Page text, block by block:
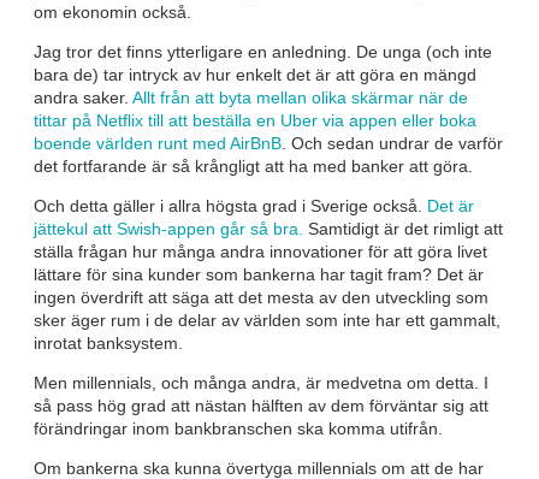
om ekonomin också.
Jag tror det finns ytterligare en anledning. De unga (och inte
bara de) tar intryck av hur enkelt det är att göra en mängd
andra saker. Allt från att byta mellan olika skärmar när de
tittar på Netflix till att beställa en Uber via appen eller boka
boende världen runt med AirBnB . Och sedan undrar de varför
det fortfarande är så krångligt att ha med banker att göra.
Och detta gäller i allra högsta grad i Sverige också. Det är
jättekul att Swish-appen går så bra. Samtidigt är det rimligt att
ställa frågan hur många andra innovationer för att göra livet
lättare för sina kunder som bankerna har tagit fram? Det är
ingen överdrift att säga att det mesta av den utveckling som
sker äger rum i de delar av världen som inte har ett gammalt,
inrotat banksystem.
Men millennials, och många andra, är medvetna om detta. I
så pass hög grad att nästan hälften av dem förväntar sig att
förändringar inom bankbranschen ska komma utifrån.
Om bankerna ska kunna övertyga millennials om att de har